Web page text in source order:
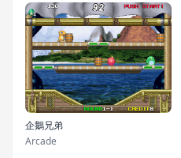
企鵝兄弟
Arcade